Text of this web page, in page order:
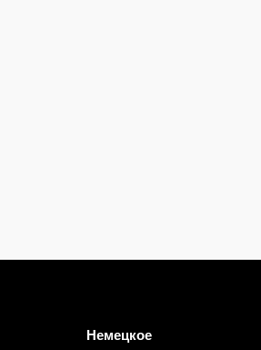
Немецкое